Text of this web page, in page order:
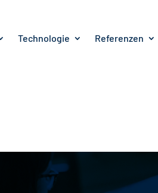
Technologie Referenzen